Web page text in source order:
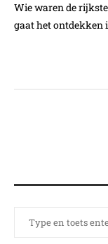
Wie waren de
gaat het ontdekken